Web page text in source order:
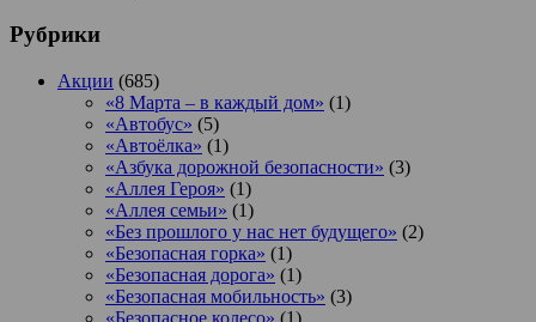
Рубрики
Акции (685)
«8 Марта – в каждый дом» (1)
«Автобус» (5)
«Автоёлка» (1)
«Азбука дорожной безопасности» (3)
«Аллея Героя» (1)
«Аллея семьи» (1)
«Без прошлого у нас нет будущего» (2)
«Безопасная горка» (1)
«Безопасная дорога» (1)
«Безопасная мобильность» (3)